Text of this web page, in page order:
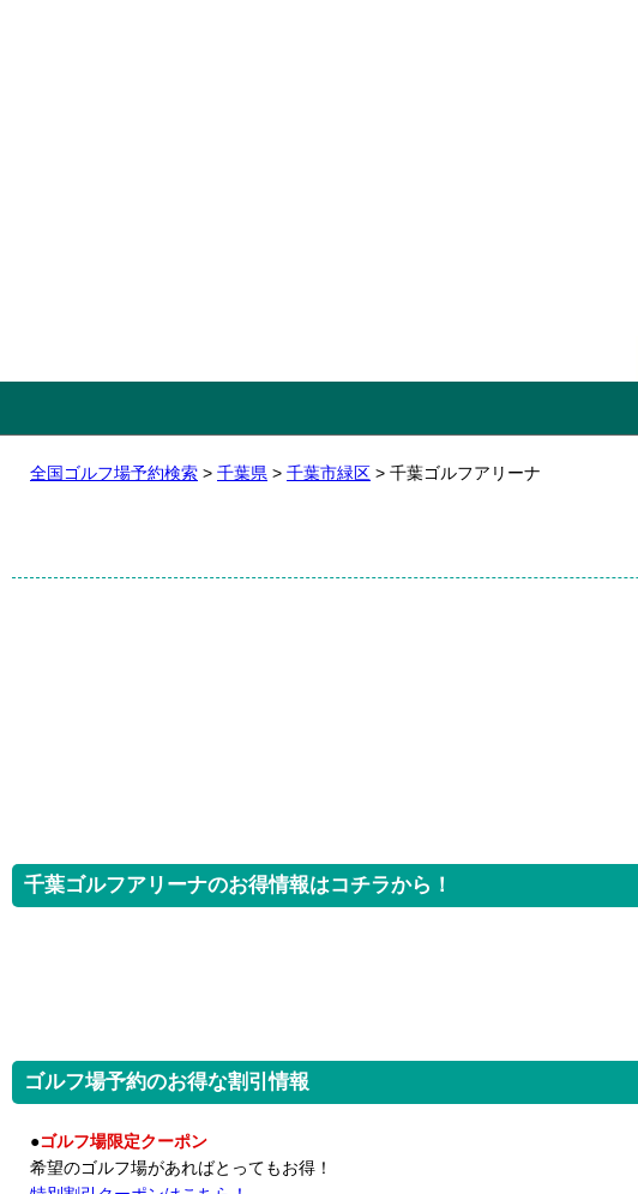
全国ゴルフ場予約検索 > 千葉県 > 千葉市緑区 > 千葉ゴルフアリーナ
千葉ゴルフアリーナのお得情報はコチラから！
ゴルフ場予約のお得な割引情報
●ゴルフ場限定クーポン
希望のゴルフ場があればとってもお得！